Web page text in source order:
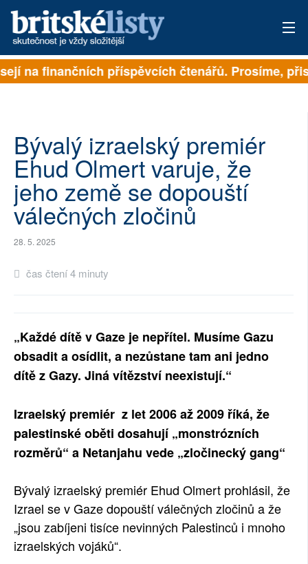
PŘIHLÁSIT
ARCHIV
ROZHOVORY
TÉMATA
NEJČTENĚJŠÍ ZA 7 DNÍ
RUBRIKY
na finančních příspěvcích čtenářů. Prosíme,
Bývalý izraelský premiér
Ehud Olmert varuje, že
jeho země se dopouští
válečných zločinů
28. 5. 2025
čas čtení 4 minuty
„Každé dítě v Gaze je nepřítel. Musíme Gazu
obsadit a osídlit, a nezůstane tam ani jedno
dítě z Gazy. Jiná vítězství neexistují.“
Izraelský premiér z let 2006 až 2009 říká, že
palestinské oběti dosahují „monstrózních
rozměrů“ a Netanjahu vede „zločinecký gang“
Bývalý izraelský premiér Ehud Olmert prohlásil, že
Izrael se v Gaze dopouští válečných zločinů a že
„jsou zabíjeni tisíce nevinných Palestinců i mnoho
izraelských vojáků“.